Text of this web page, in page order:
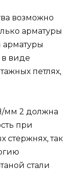
возможно
арматуры
арматуры
виде
петлях,
мм 2 должна
при
стержнях, так
стали